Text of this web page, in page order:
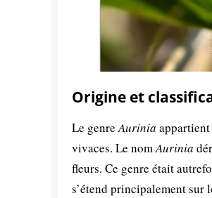
Origine et
Le genreAurinia appartient
vivaces. Le nomAurinia
fleurs. Ce genre était
s’étend principalement sur